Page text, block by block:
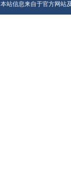
本站信息来自于官方网站